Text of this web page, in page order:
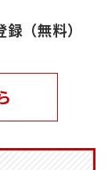
（無料）